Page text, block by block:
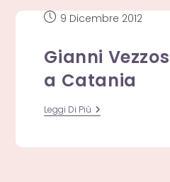
Articolo
9 Dicembre 2012
Gianni
a Catania
Leggi Di Più Gianni
Vezzosi